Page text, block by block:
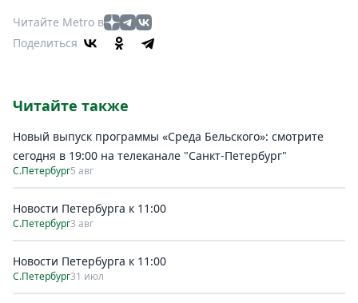
Читайте Metro в
Поделиться
Читайте также
Новый выпуск программы «Среда Бельского»: смотрите
сегодня в 19:00 на телеканале "Санкт-Петербург"
С.Петербург5 авг
Новости Петербурга к 11:00
С.Петербург3 авг
Новости Петербурга к 11:00
С.Петербург31 июл